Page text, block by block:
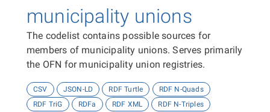
municipality unions
The codelist contains possible sources for
members of municipality unions. Serves primarily
the OFN for municipality union registries.
CSV JSON-LD RDF Turtle
RDF N-Quads
RDF TriG
RDFa RDF XML RDF N-Triples